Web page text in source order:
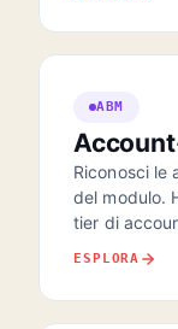
ABM
Riconosci le
del modulo.
tier di
ESPLORA